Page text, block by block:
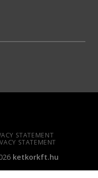
STATEMENT
STATEMENT
ketkorkft.hu